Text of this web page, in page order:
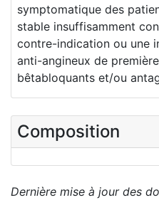
symptomatique des
stable insuffisamment
contre-indication ou une
anti-angineux de
bêtabloquants et/ou
Composition
Dernière mise à jour des